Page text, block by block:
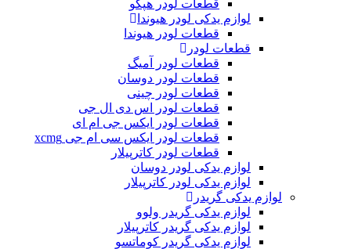
قطعات لودر هپکو
لوازم یدکی لودر هیوندا
قطعات لودر هیوندا
قطعات لودر
قطعات لودر آمیگ
قطعات لودر دوسان
قطعات لودر چینی
قطعات لودر اس دی ال جی
قطعات لودر ایکس جی ام ای
قطعات لودر ایکس سی ام جی xcmg
قطعات لودر کاترپیلار
لوازم یدکی لودر دوسان
لوازم یدکی لودر کاترپیلار
لوازم یدکی گریدر
لوازم یدکی گریدر ولوو
لوازم یدکی گریدر کاترپیلار
لوازم یدکی گریدر کوماتسو